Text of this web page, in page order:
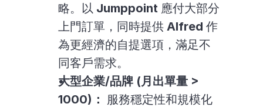
略。以 Jumppoint 應付大部分
上門訂單，同時提供 Alfred 作
為更經濟的自提選項，滿足不
同客戶需求。
大型企業/品牌 (月出單量 >
1000)：
服務穩定性和規模化